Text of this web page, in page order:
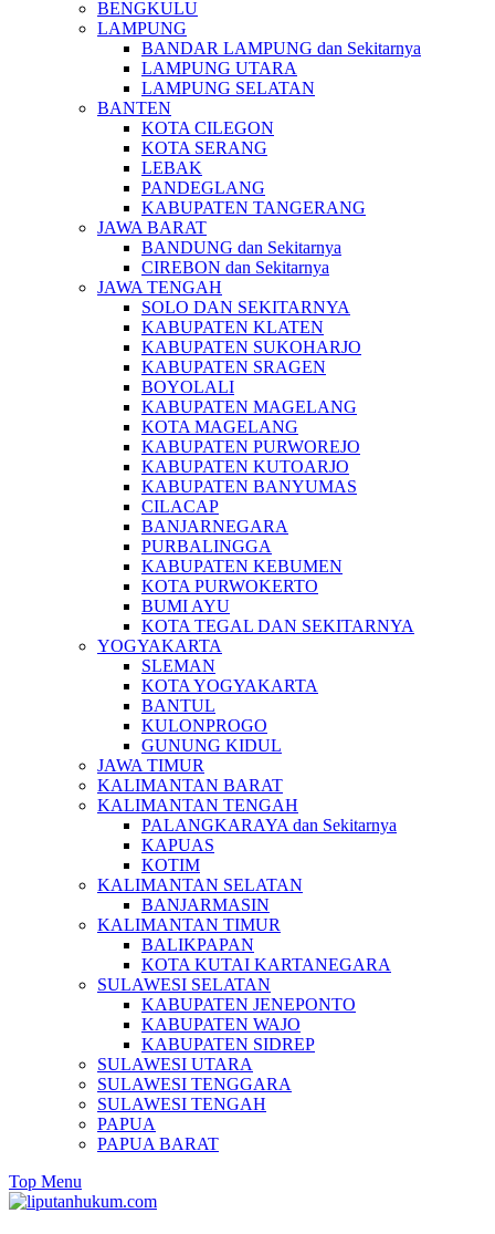
BENGKULU
LAMPUNG
BANDAR LAMPUNG dan Sekitarnya
LAMPUNG UTARA
LAMPUNG SELATAN
BANTEN
KOTA CILEGON
KOTA SERANG
LEBAK
PANDEGLANG
KABUPATEN TANGERANG
JAWA BARAT
BANDUNG dan Sekitarnya
CIREBON dan Sekitarnya
JAWA TENGAH
SOLO DAN SEKITARNYA
KABUPATEN KLATEN
KABUPATEN SUKOHARJO
KABUPATEN SRAGEN
BOYOLALI
KABUPATEN MAGELANG
KOTA MAGELANG
KABUPATEN PURWOREJO
KABUPATEN KUTOARJO
KABUPATEN BANYUMAS
CILACAP
BANJARNEGARA
PURBALINGGA
KABUPATEN KEBUMEN
KOTA PURWOKERTO
BUMI AYU
KOTA TEGAL DAN SEKITARNYA
YOGYAKARTA
SLEMAN
KOTA YOGYAKARTA
BANTUL
KULONPROGO
GUNUNG KIDUL
JAWA TIMUR
KALIMANTAN BARAT
KALIMANTAN TENGAH
PALANGKARAYA dan Sekitarnya
KAPUAS
KOTIM
KALIMANTAN SELATAN
BANJARMASIN
KALIMANTAN TIMUR
BALIKPAPAN
KOTA KUTAI KARTANEGARA
SULAWESI SELATAN
KABUPATEN JENEPONTO
KABUPATEN WAJO
KABUPATEN SIDREP
SULAWESI UTARA
SULAWESI TENGGARA
SULAWESI TENGAH
PAPUA
PAPUA BARAT
Top Menu